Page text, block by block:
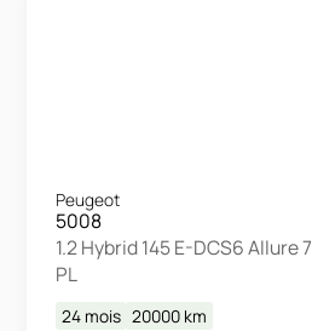
Peugeot
5008
1.2 Hybrid 145 E-DCS6 Allure 7
PL
24 mois 20000 km